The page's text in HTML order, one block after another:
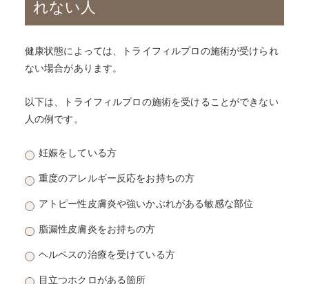
れない人
健康状態によっては、トライフィルプロの施術が受けられ
ない場合があります。
以下は、トライフィルプロの施術を受けることができない
人の例です。
妊娠をしている方
重度のアレルギー反応をお持ちの方
アトピー性皮膚炎や強いかぶれがある敏感な部位
脂漏性皮膚炎をお持ちの方
ヘルペスの治療を受けている方
目立つホクロがある箇所